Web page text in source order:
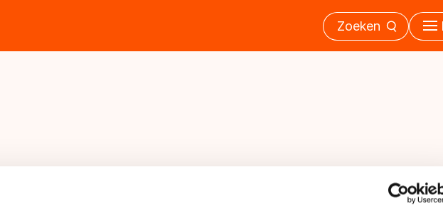
Zoeken
IJSTIJD!